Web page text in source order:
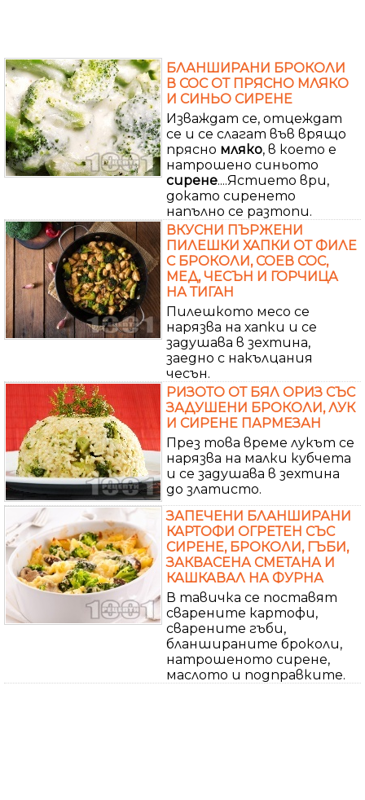
БЛАНШИРАНИ БРОКОЛИ
В СОС ОТ ПРЯСНО МЛЯКО
И СИНЬО СИРЕНЕ
Изваждат се, отцеждат
се и се слагат във врящо
прясно мляко, в което е
натрошено синьото
сирене....Ястието ври,
докато сиренето
напълно се разтопи.
ВКУСНИ ПЪРЖЕНИ
ПИЛЕШКИ ХАПКИ ОТ ФИЛЕ
С БРОКОЛИ, СОЕВ СОС,
МЕД, ЧЕСЪН И ГОРЧИЦА
НА ТИГАН
Пилешкото месо се
нарязва на хапки и се
задушава в зехтина,
заедно с накълцания
чесън.
РИЗОТО ОТ БЯЛ ОРИЗ СЪС
ЗАДУШЕНИ БРОКОЛИ, ЛУК
И СИРЕНЕ ПАРМЕЗАН
През това време лукът се
нарязва на малки кубчета
и се задушава в зехтина
до златисто.
ЗАПЕЧЕНИ БЛАНШИРАНИ
КАРТОФИ ОГРЕТЕН СЪС
СИРЕНЕ, БРОКОЛИ, ГЪБИ,
ЗАКВАСЕНА СМЕТАНА И
КАШКАВАЛ НА ФУРНА
В тавичка се поставят
сварените картофи,
сварените гъби,
бланшираните броколи,
натрошеното сирене,
маслото и подправките.